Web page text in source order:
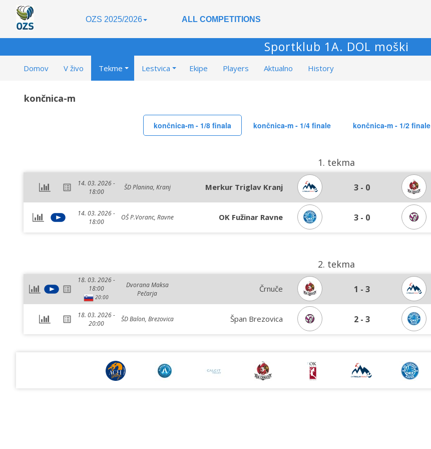
OZS 2025/2026 ALL COMPETITIONS
Sportklub 1A. DOL moški
Domov V živo Tekme Lestvica Ekipe Players Aktualno History
končnica-m
končnica-m - 1/8 finala končnica-m - 1/4 finale končnica-m - 1/2 finale
1. tekma
14. 03. 2026 -
18:00
ŠD Planina, Kranj Merkur Triglav Kranj 3 - 0
14. 03. 2026 -
18:00
OŠ P.Voranc, Ravne OK Fužinar Ravne 3 - 0
2. tekma
18. 03. 2026 -
18:00
20:00
Dvorana Maksa
Pečarja
Črnuče 1 - 3
18. 03. 2026 -
20:00
ŠD Balon, Brezovica Špan Brezovica 2 - 3